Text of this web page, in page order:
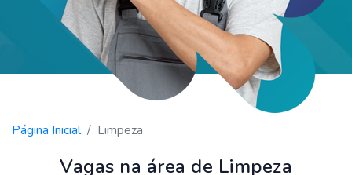
Página Inicial Limpeza
Vagas na área de Limpeza